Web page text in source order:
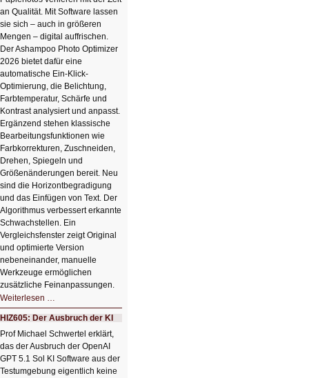
an Qualität. Mit Software lassen
sie sich – auch in größeren
Mengen – digital auffrischen.
Der Ashampoo Photo Optimizer
2026 bietet dafür eine
automatische Ein-Klick-
Optimierung, die Belichtung,
Farbtemperatur, Schärfe und
Kontrast analysiert und anpasst.
Ergänzend stehen klassische
Bearbeitungsfunktionen wie
Farbkorrekturen, Zuschneiden,
Drehen, Spiegeln und
Größenänderungen bereit. Neu
sind die Horizontbegradigung
und das Einfügen von Text. Der
Algorithmus verbessert erkannte
Schwachstellen. Ein
Vergleichsfenster zeigt Original
und optimierte Version
nebeneinander, manuelle
Werkzeuge ermöglichen
zusätzliche Feinanpassungen.
Weiterlesen …
Bildverschönerung
mit
einem
Klick
HIZ606:
Bildverschönerung
mit
einem
Klick
HIZ605: Der Ausbruch der KI
Prof Michael Schwertel erklärt,
das der Ausbruch der OpenAI
GPT 5.1 Sol KI Software aus der
Testumgebung eigentlich keine